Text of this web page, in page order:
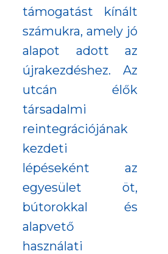
támogatást kínált
számukra, amely jó
alapot adott az
újrakezdéshez. Az
utcán élők
társadalmi
reintegrációjának
kezdeti
lépéseként az
egyesület öt,
bútorokkal és
alapvető
használati